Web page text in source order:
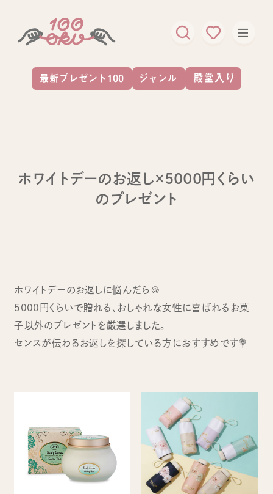
ホワイトデーのお返し×5000円くらい
のプレゼント
ホワイトデーのお返しに悩んだら🍪
5000円くらいで贈れる、おしゃれな女性に喜ばれるお菓
子以外のプレゼントを厳選しました。
センスが伝わるお返しを探している方におすすめです💐